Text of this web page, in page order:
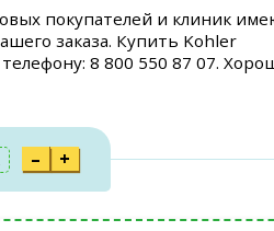
покупателей и клиник
заказа. Купить Kohler
8 800 550 87 07.
– +